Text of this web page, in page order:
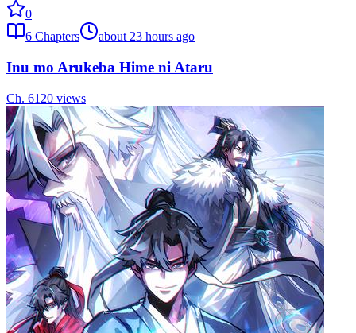
0
6 Chapters about 23 hours ago
Inu mo Arukeba Hime ni Ataru
Ch. 6120 views